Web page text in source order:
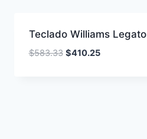
Teclado Williams Legato
$583.33 $410.25